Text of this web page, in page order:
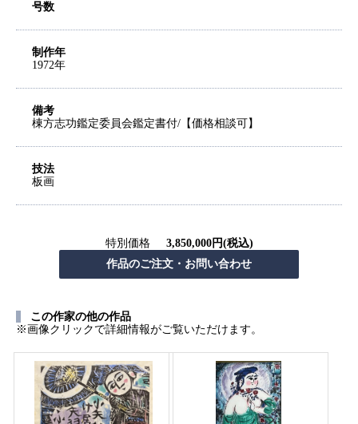
号数
制作年
1972年
備考
棟方志功鑑定委員会鑑定書付/【価格相談可】
技法
板画
特別価格 3,850,000円(税込)
この作家の他の作品
※画像クリックで詳細情報がご覧いただけます。